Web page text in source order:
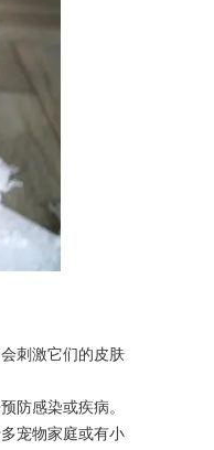
刺激它们的皮肤
防感染或疾病。
宠物家庭或有小